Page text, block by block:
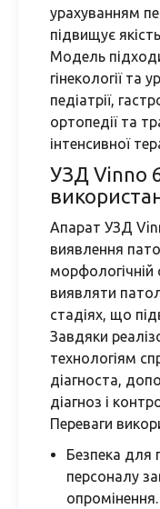
урахуванням
підвищує
Модель
гінекології та
педіатрії,
ортопедії та
інтенсивної
УЗД Vinno
Апарат УЗД
виявлення
морфологічній
виявляти
стадіях, що
Завдяки
технологіям
діагноста,
діагноз і
Переваги
Безпека для
персоналу
опромінення.